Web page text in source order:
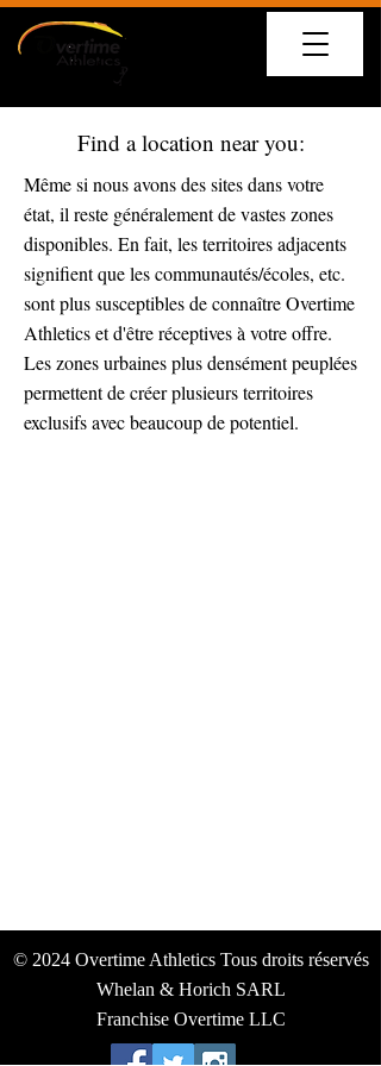
Find a location near you:
Même si nous avons des sites dans votre
état, il reste généralement de vastes zones
disponibles. En fait, les territoires adjacents
signifient que les communautés/écoles, etc.
sont plus susceptibles de connaître Overtime
Athletics et d'être réceptives à votre offre.
Les zones urbaines plus densément peuplées
permettent de créer plusieurs territoires
exclusifs avec beaucoup de potentiel.
© 2024 Overtime Athletics Tous droits réservés
Whelan & Horich SARL
Franchise Overtime LLC